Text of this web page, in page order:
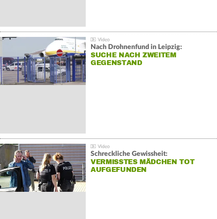
Nach Drohnenfund in Leipzig:
SUCHE NACH ZWEITEM
GEGENSTAND
Schreckliche Gewissheit:
VERMISSTES MÄDCHEN TOT
AUFGEFUNDEN